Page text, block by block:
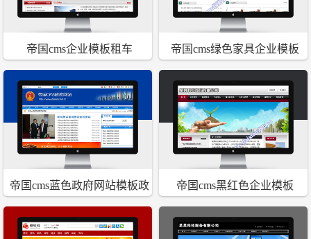
帝国cms企业模板租车 帝国cms绿色家具企业模板
帝国cms蓝色政府网站模板政
府网站系统
帝国cms黑红色企业模板